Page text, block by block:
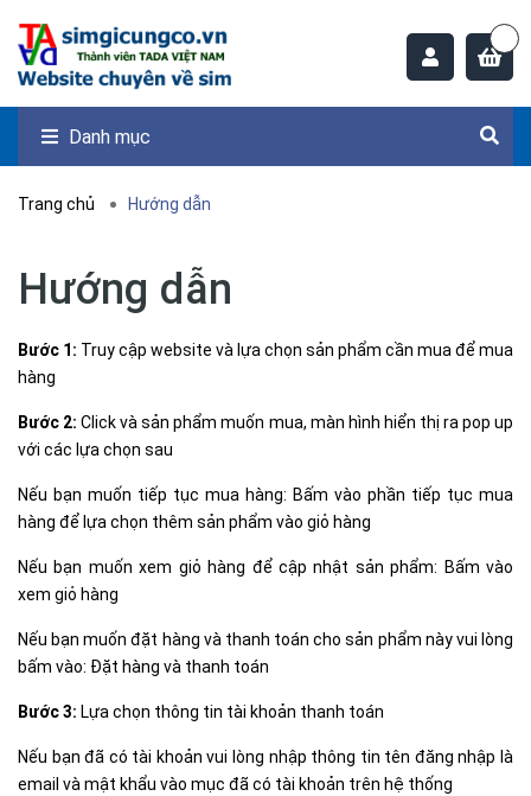
Danh mục
Trang chủ Hướng dẫn
Hướng dẫn
Bước 1: Truy cập website và lựa chọn sản phẩm cần mua để mua
hàng
Bước 2: Click và sản phẩm muốn mua, màn hình hiển thị ra pop up
với các lựa chọn sau
Nếu bạn muốn tiếp tục mua hàng: Bấm vào phần tiếp tục mua
hàng để lựa chọn thêm sản phẩm vào giỏ hàng
Nếu bạn muốn xem giỏ hàng để cập nhật sản phẩm: Bấm vào
xem giỏ hàng
Nếu bạn muốn đặt hàng và thanh toán cho sản phẩm này vui lòng
bấm vào: Đặt hàng và thanh toán
Bước 3: Lựa chọn thông tin tài khoản thanh toán
Nếu bạn đã có tài khoản vui lòng nhập thông tin tên đăng nhập là
email và mật khẩu vào mục đã có tài khoản trên hệ thống